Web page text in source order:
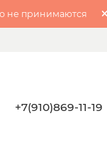
не принимаются
+7(910)869-11-19